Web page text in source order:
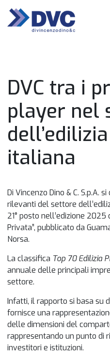
DVC tra i
player nel
italiana
Di Vincenzo Dino & C. S.p.A.
rilevanti del settore
21° posto nell’edizione
Privata”, pubblicato da
Norsa.
La classifica Top 70 Edilizia
annuale delle principali
settore.
Infatti, il rapporto si basa su
fornisce una
delle dimensioni del
rappresentando un punto di
investitori e istituzioni.